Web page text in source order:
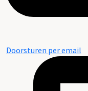
Doorsturen per email